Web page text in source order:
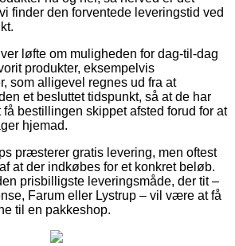
finder den forventede leveringstid ved
løfte om muligheden for dag-til-dag
produkter, eksempelvis
som alligevel regnes ud fra at
et besluttet tidspunkt, så at de har
få bestillingen skippet afsted forud for at
hjemad.
præsterer gratis levering, men oftest
at der indkøbes for et konkret beløb.
prisbilligste leveringsmåde, der tit –
Farum eller Lystrup – vil være at få
til en pakkeshop.